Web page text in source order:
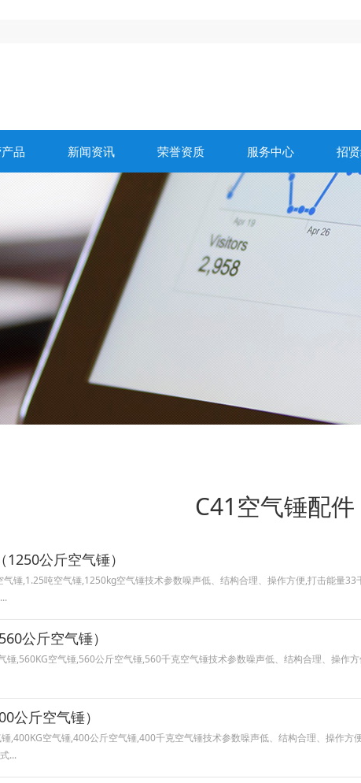
品 新闻资讯 荣誉资质 服务中心 招
C41空气锤配件
公斤空气锤）
锤,1.25吨空气锤,1250kg空气锤技术参数噪声低、结构合理、操作方便,打击能量
公斤空气锤）
锤,560KG空气锤,560公斤空气锤,560千克空气锤技术参数噪声低、结构合理、操作
公斤空气锤）
,400KG空气锤,400公斤空气锤,400千克空气锤技术参数噪声低、结构合理、操作
...